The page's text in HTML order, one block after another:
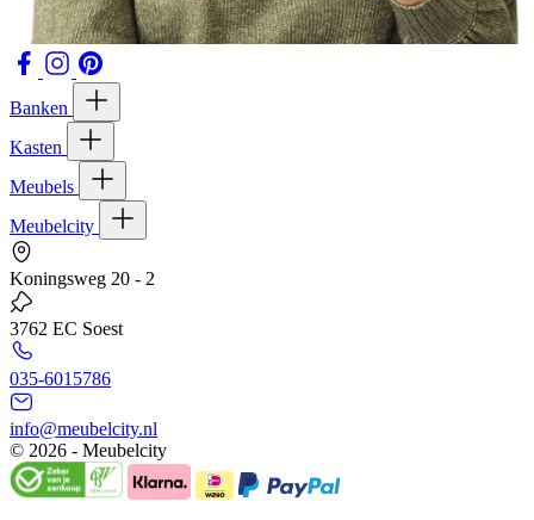
Banken
Kasten
Meubels
Meubelcity
Koningsweg 20 - 2
3762 EC Soest
035-6015786
info@meubelcity.nl
© 2026 - Meubelcity